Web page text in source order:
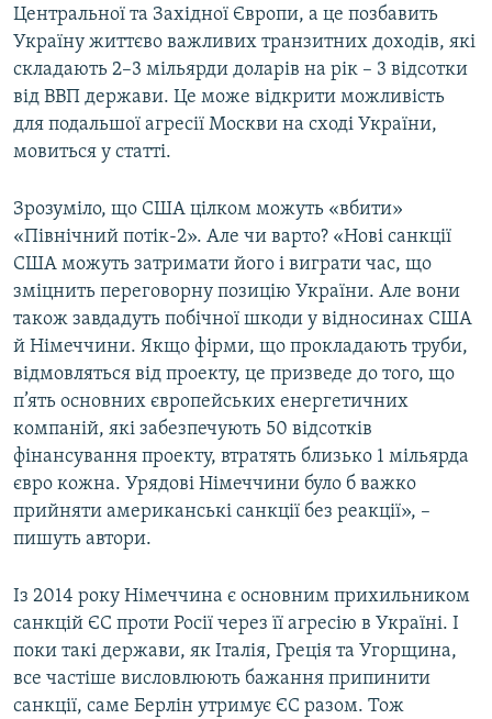
Центральної та Західної Європи, а це позбавить
Україну життєво важливих транзитних доходів, які
складають 2–3 мільярди доларів на рік – 3 відсотки
від ВВП держави. Це може відкрити можливість
для подальшої агресії Москви на сході України,
мовиться у статті.
Зрозуміло, що США цілком можуть «вбити»
«Північний потік-2». Але чи варто? «Нові санкції
США можуть затримати його і виграти час, що
зміцнить переговорну позицію України. Але вони
також завдадуть побічної шкоди у відносинах США
й Німеччини. Якщо фірми, що прокладають труби,
відмовляться від проекту, це призведе до того, що
п’ять основних європейських енергетичних
компаній, які забезпечують 50 відсотків
фінансування проекту, втратять близько 1 мільярда
євро кожна. Урядові Німеччини було б важко
прийняти американські санкції без реакції», –
пишуть автори.
Із 2014 року Німеччина є основним прихильником
санкцій ЄС проти Росії через її агресію в Україні. І
поки такі держави, як Італія, Греція та Угорщина,
все частіше висловлюють бажання припинити
санкції, саме Берлін утримує ЄС разом. Тож